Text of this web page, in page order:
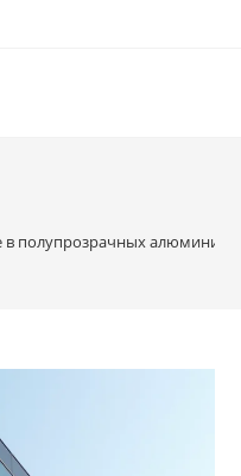
в полупрозрачных